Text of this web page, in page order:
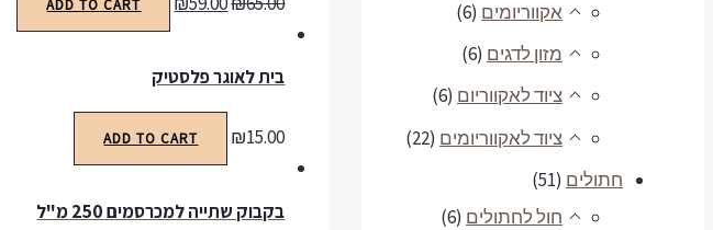
אקווריומים (6)
מזון לדגים (6)
ציוד לאקווריום (6)
ציוד לאקווריומים (22)
חתולים (51)
חול לחתולים (6)
ADD TO CART
בית לאוגר פלסטיק
₪15.00
ADD TO CART
בקבוק שתייה למכרסמים 250 מ"ל